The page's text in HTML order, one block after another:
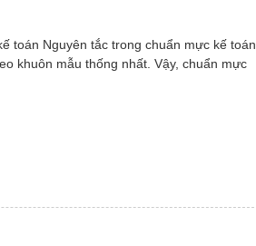
toán Nguyên tắc trong chuẩn mực kế toán
khuôn mẫu thống nhất. Vậy, chuẩn mực